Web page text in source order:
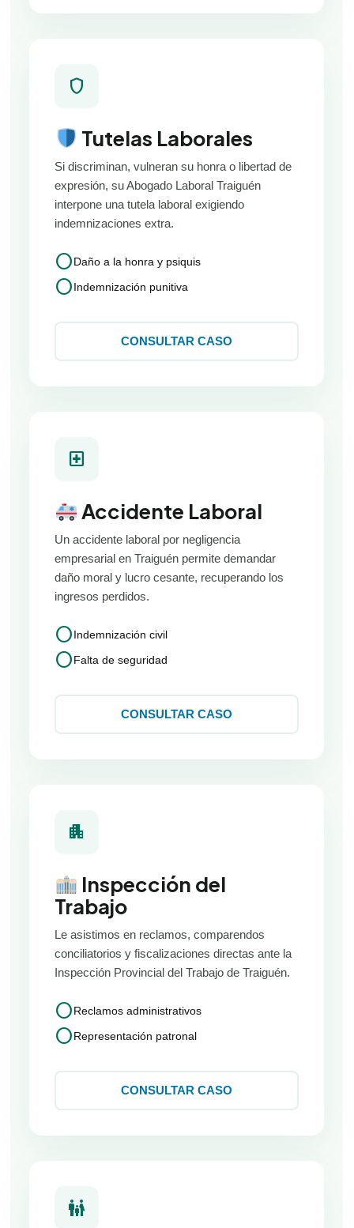
shield
Tutelas Laborales
Si discriminan, vulneran su honra o libertad de
expresión, su Abogado Laboral Traiguén
interpone una tutela laboral exigiendo
indemnizaciones extra.
circleDaño a la honra y psiquis
circleIndemnización punitiva
CONSULTAR CASO
local_hospital
Accidente Laboral
Un accidente laboral por negligencia
empresarial en Traiguén permite demandar
daño moral y lucro cesante, recuperando los
ingresos perdidos.
circleIndemnización civil
circleFalta de seguridad
CONSULTAR CASO
apartment
Inspección del
Trabajo
Le asistimos en reclamos, comparendos
conciliatorios y fiscalizaciones directas ante la
Inspección Provincial del Trabajo de Traiguén.
circleReclamos administrativos
circleRepresentación patronal
CONSULTAR CASO
family_restroom